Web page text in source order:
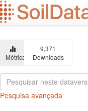
Ir
para
o
principal
Métricas
9,371
Downloads
Pesquisa avançada